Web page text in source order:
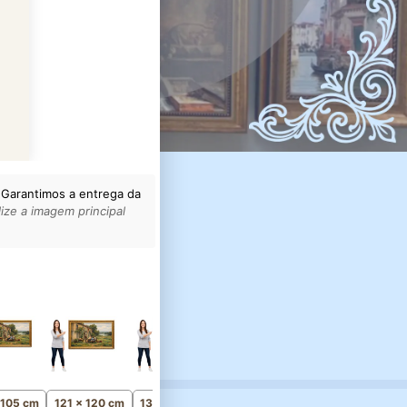
a entrega da
a imagem principal
cm 121 x 120 cm 136 x 135 cm